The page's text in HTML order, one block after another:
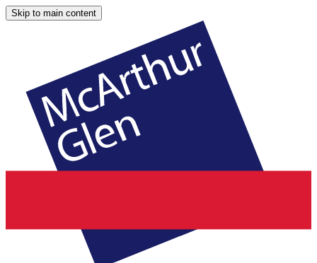
Skip to main content